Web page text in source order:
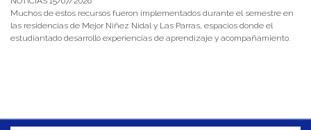
Muchos de estos recursos fueron implementados durante el semestre en
las residencias de Mejor Niñez Nidal y Las Parras, espacios donde el
estudiantado desarrolló experiencias de aprendizaje y acompañamiento.